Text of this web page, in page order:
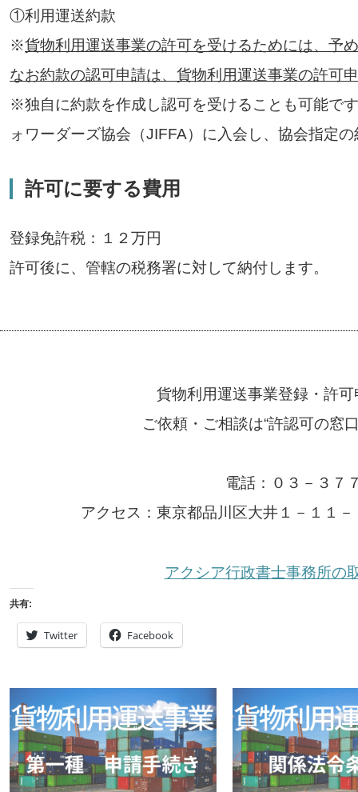
①利用運送約款
※貨物利用運送事業の許可を受けるためには、予
なお約款の認可申請は、貨物利用運送事業の許可
※独自に約款を作成し認可を受けることも可能で
ォワーダーズ協会（JIFFA）に入会し、協会指定
許可に要する費用
登録免許税：１２万円
許可後に、管轄の税務署に対して納付します。
貨物利用運送事業登録・許
ご依頼・ご相談は“許認可の窓
電話：０３－３７
アクセス：東京都品川区大井１－１１
アクシア行政書士事務所の
共有:
Twitter Facebook